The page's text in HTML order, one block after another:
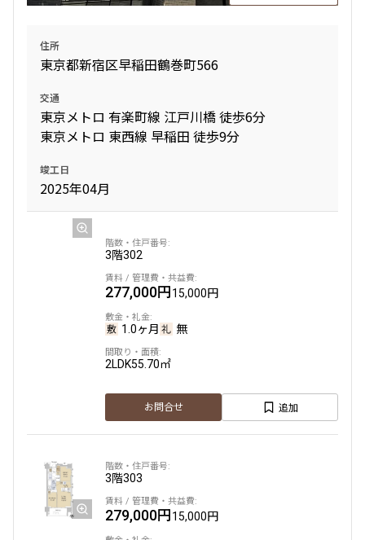
住所
東京都新宿区早稲田鶴巻町566
交通
東京メトロ 有楽町線 江戸川橋 徒歩6分
東京メトロ 東西線 早稲田 徒歩9分
竣工日
2025年04月
3階302
277,000円15,000円
1.0ヶ月 無
2LDK55.70㎡
お問合せ 追加
3階303
279,000円15,000円